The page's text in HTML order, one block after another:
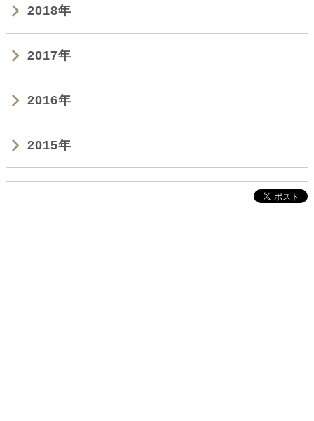
2018年
2017年
2016年
2015年